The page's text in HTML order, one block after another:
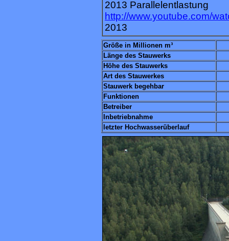
2013 Parallelentlastung
http://www.youtube.com/
2013
Größe in Millionen m³
Länge des Stauwerks
Höhe des Stauwerks
Art des Stauwerkes
Stauwerk begehbar
Funktionen
Betreiber
Inbetriebnahme
letzter Hochwasserüberlauf